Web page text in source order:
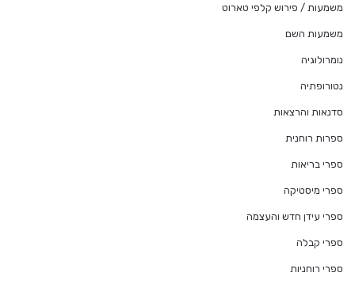
משמעות / פירוש קלפי טארוט
משמעות השם
נומרולוגיה
נטורופתיה
סדנאות והרצאות
ספרות רוחנית
ספרי בריאות
ספרי מיסטיקה
ספרי עידן חדש והעצמה
ספרי קבלה
ספרי רוחניות